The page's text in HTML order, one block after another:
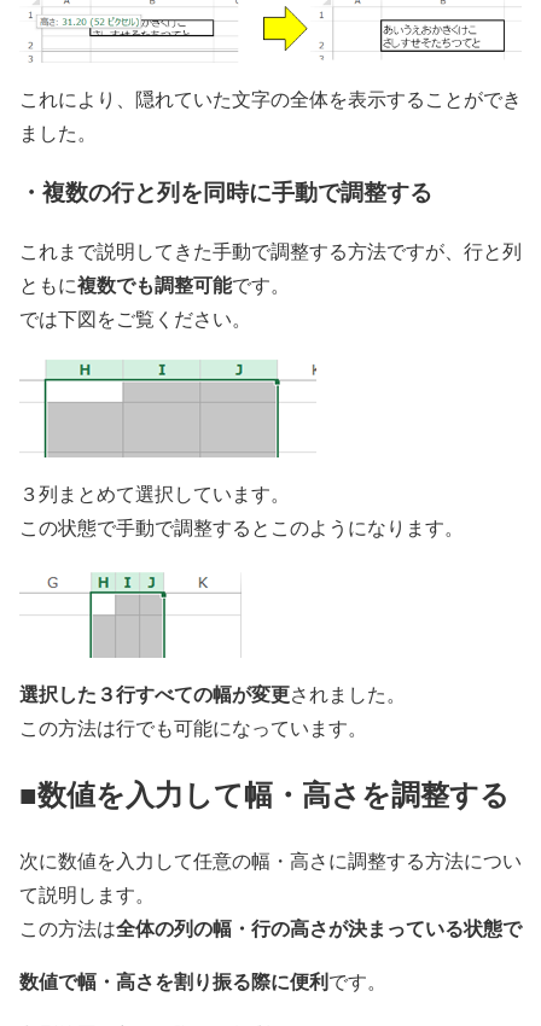
これにより、隠れていた文字の全体を表示することができ
ました。
・複数の行と列を同時に手動で調整する
これまで説明してきた手動で調整する方法ですが、行と列
ともに複数でも調整可能です。
では下図をご覧ください。
３列まとめて選択しています。
この状態で手動で調整するとこのようになります。
選択した３行すべての幅が変更されました。
この方法は行でも可能になっています。
■数値を入力して幅・高さを調整する
次に数値を入力して任意の幅・高さに調整する方法につい
て説明します。
この方法は全体の列の幅・行の高さが決まっている状態で
数値で幅・ 高さを割り振る際に便利です。